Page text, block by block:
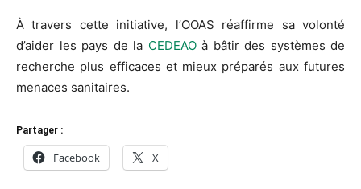
À travers cette initiative, l’OOAS réaffirme sa volonté
d’aider les pays de la CEDEAOà bâtir des systèmes de
recherche plus efficaces et mieux préparés aux futures
menaces sanitaires.
Partager :
Facebook X